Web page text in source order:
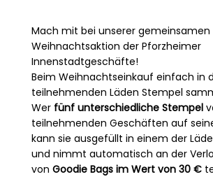
Mach mit bei unserer gemeinsamen
Weihnachtsaktion der Pforzheimer
Innenstadtgeschäfte!
Beim Weihnachtseinkauf einfach in
teilnehmenden Läden Stempel
Wer fünf unterschiedliche Stempel
teilnehmenden Geschäften auf
kann sie ausgefüllt in einem der
und nimmt automatisch an der
von Goodie Bags im Wert von 30 €